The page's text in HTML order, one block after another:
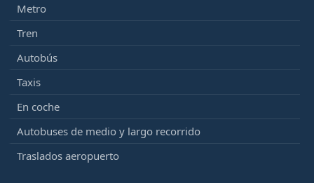
Metro
Tren
Autobús
Taxis
En coche
Autobuses de medio y largo recorrido
Traslados aeropuerto